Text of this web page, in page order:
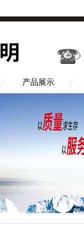
产品展示